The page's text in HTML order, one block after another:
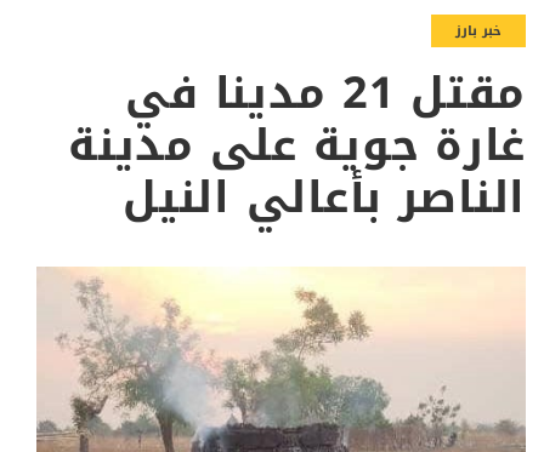
خبر بارز
مقتل 21 مدينا في
غارة جوية على مدينة
الناصر بأعالي النيل